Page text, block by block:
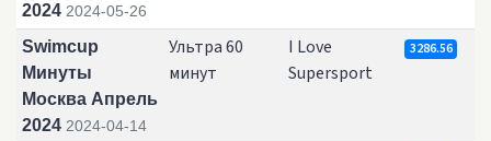
2024 2024-05-26
Swimcup
Минуты
Москва Апрель
2024 2024-04-14
Ультра 60
минут
I Love
Supersport
3286.56